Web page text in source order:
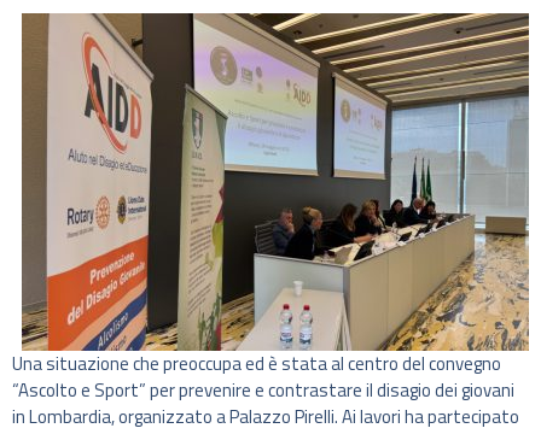
Una situazione che preoccupa ed è stata al centro del convegno
“Ascolto e Sport” per prevenire e contrastare il disagio dei giovani
in Lombardia, organizzato a Palazzo Pirelli. Ai lavori ha partecipato